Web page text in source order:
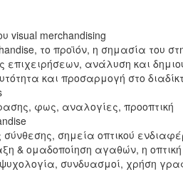
visual merchandising
το προϊόν, η σημασία του
επιχειρήσεων, ανάλυση και
και προσαρμογή στο
φως, αναλογίες, προοπτική
σύνθεσης, σημεία οπτικού
& ομαδοποίηση αγαθών, η
ψυχολογία, συνδυασμοί, χρήση